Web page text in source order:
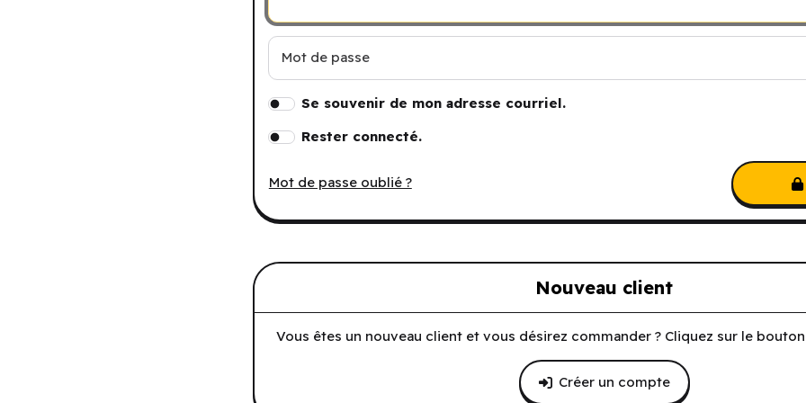
Mot de passe
Se souvenir de mon adresse courriel.
Rester connecté.
Mot de passe oublié ?
Nouveau client
Vous êtes un nouveau client et vous désirez commander ? Cliquez sur le
Créer un compte